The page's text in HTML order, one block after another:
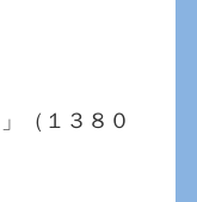
」（１３８０